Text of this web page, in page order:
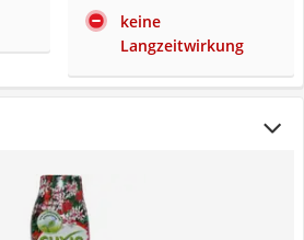
keine
Langzeitwirkung